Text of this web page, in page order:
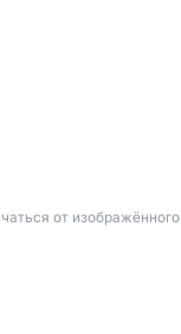
от изображённого